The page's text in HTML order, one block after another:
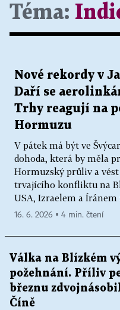
Téma:
Nové rekordy v
Daří se
Trhy reagují na
Hormuzu
V pátek má být ve
dohoda, která by měla
Hormuzský průliv a
trvajícího konfliktu na
USA, Izraelem a Íránem
16. 6. 2026 ▪ 4 min. čtení
Válka na Blízkém
požehnání. Příliv
březnu
Číně